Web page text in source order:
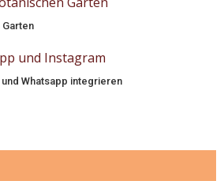
Whatsapp integrieren